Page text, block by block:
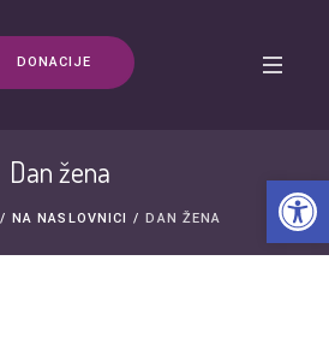
DONACIJE
Dan žena
/ NA NASLOVNICI / DAN ŽENA